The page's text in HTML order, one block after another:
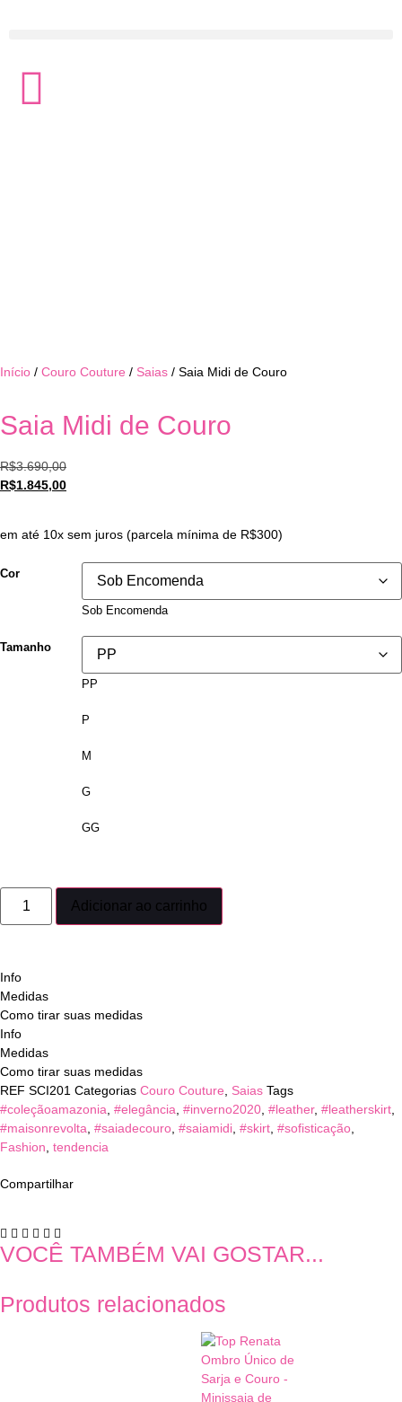
Início / Couro Couture / Saias / Saia Midi de Couro
Saia Midi de Couro
R$3.690,00
R$1.845,00
em até 10x sem juros (parcela mínima de R$300)
Cor
Sob Encomenda
Tamanho
PP
P
M
G
GG
Adicionar ao carrinho
Info
Medidas
Como tirar suas medidas
Info
Medidas
Como tirar suas medidas
REF SCI201 Categorias Couro Couture Saias Tags
#coleçãoamazonia #elegância #inverno2020 #leather, #leatherskirt
#maisonrevolta #saiadecouro #saiamidi #skirt #sofisticação
Fashion tendencia
Compartilhar
VOCÊ TAMBÉM VAI GOSTAR...
Produtos relacionados